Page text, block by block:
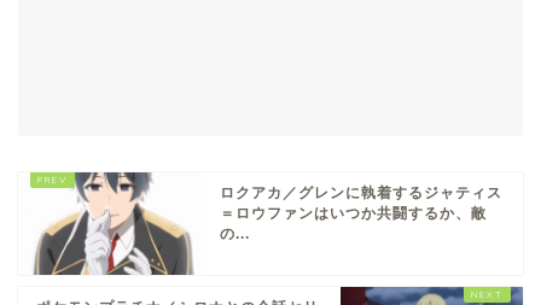
ロクアカ／グレンに執着するジャティス
＝ロウファンはいつか共闘するか、敵
の...